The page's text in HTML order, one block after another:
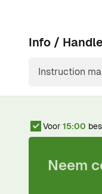
Info /
Instruction
Voor 15:00
Neem